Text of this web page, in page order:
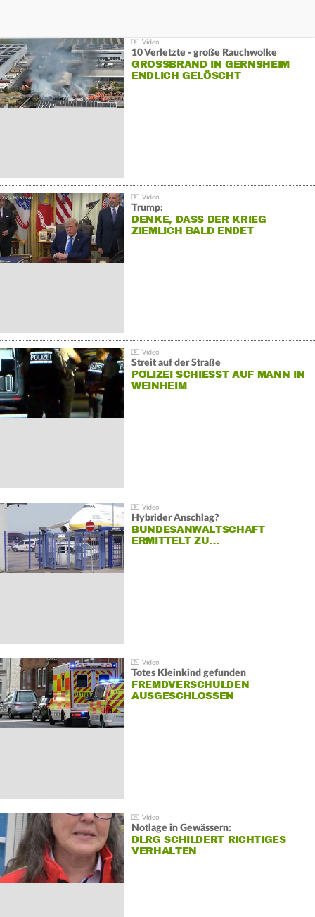
10 Verletzte - große Rauchwolke
GROSSBRAND IN GERNSHEIM E
NDLICH GELÖSCHT
Trump:
DENKE, DASS DER KRIEG
ZIEMLICH BALD ENDET
Streit auf der Straße
POLIZEI SCHIESST AUF MANN IN W
EINHEIM
Hybrider Anschlag?
BUNDESANWALTSCHAFT
ERMITTELT ZU…
Totes Kleinkind gefunden
FREMDVERSCHULDEN
AUSGESCHLOSSEN
Notlage in Gewässern:
DLRG SCHILDERT RICHTIGES
VERHALTEN